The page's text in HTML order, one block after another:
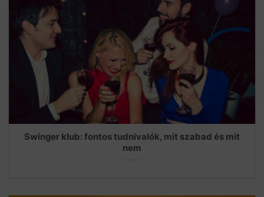
Swinger klub: fontos tudnivalók, mit szabad és mit
nem